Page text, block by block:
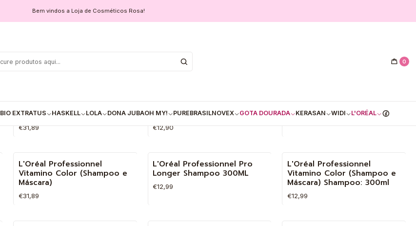
0
BIO EXTRATUS HASKELL LOLA DONA JUBAOH MY! PUREBRASILNOVEX GOTA DOURADA KERASAN WIDI L'ORÉAL
Bem vindos a Loja de Cosméticos Rosa!
Sublime – Shampoo e
Máscara 250 ml
€31,89
Tecni.Art Hollywood Waves -
Waves Fatales
€12,90
Detox Shampoo 500 ML
L'Oréal Professionnel
Vitamino Color (Shampoo e
Máscara)
€31,89
L'Oréal Professionnel Pro
Longer Shampoo 300ML
€12,99
L'Oréal Professionnel
Vitamino Color (Shampoo e
Máscara) Shampoo: 300ml
€12,99